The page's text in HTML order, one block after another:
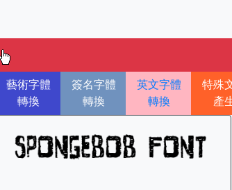
藝術字體
轉換
簽名字體
轉換
英文字體
轉換
特殊
產